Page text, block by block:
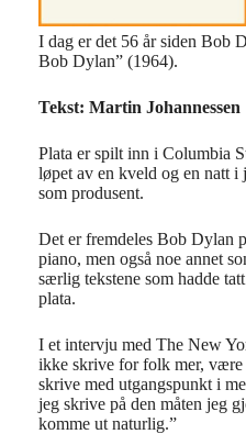
I dag er det 56 år siden Bob
Bob Dylan” (1964).
Tekst: Martin Johannessen
Plata er spilt inn i Columbia
løpet av en kveld og en natt
som produsent.
Det er fremdeles Bob Dylan
piano, men også noe annet
særlig tekstene som hadde
plata.
I et intervju med The New
ikke skrive for folk mer, være
skrive med utgangspunkt i
jeg skrive på den måten jeg
komme ut naturlig.”